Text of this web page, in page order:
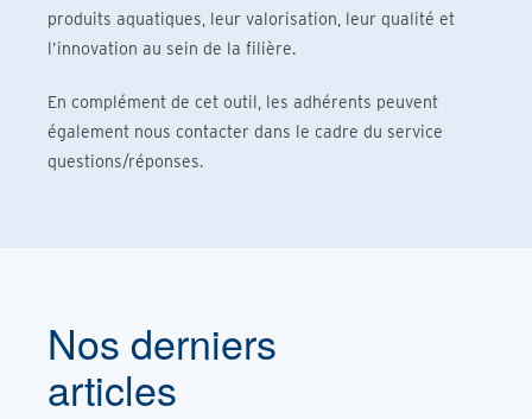
produits aquatiques, leur valorisation, leur qualité et
l’innovation au sein de la filière.
En complément de cet outil, les adhérents peuvent
également nous contacter dans le cadre du service
questions/réponses.
Nos derniers
articles